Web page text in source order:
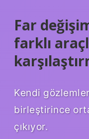
Far
farklı
Kendi
birleştirince
çıkıyor.